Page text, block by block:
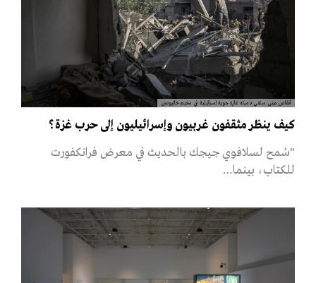
أنقاض مبنى سكني دمرته غارة جوية إسرائيلية في مخيم خانيونس
كيف ينظر مثقفون غربيون وإسرائيليون إلى حرب غزة؟
"سُمح لسلافوي جيجك بالحديث في معرض فرانكفورت
للكتاب، بينما…